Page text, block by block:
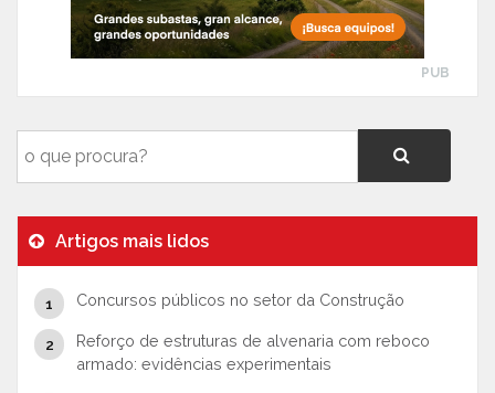
PUB
Artigos mais lidos
Concursos públicos no setor da Construção
Reforço de estruturas de alvenaria com reboco
armado: evidências experimentais